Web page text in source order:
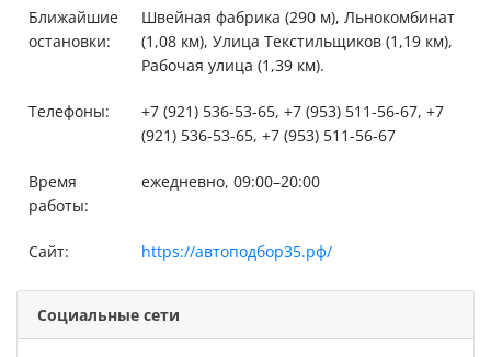
Ближайшие
остановки:
Швейная фабрика (290 м), Льнокомбинат
(1,08 км), Улица Текстильщиков (1,19 км),
Рабочая улица (1,39 км).
Телефоны:
+7 (921) 536-53-65, +7 (953) 511-56-67, +7
(921) 536-53-65, +7 (953) 511-56-67
Время
работы:
ежедневно, 09:00–20:00
Сайт: https://автоподбор35.рф/
Социальные сети